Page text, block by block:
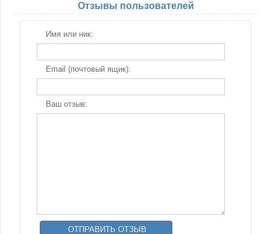
Отзывы пользователей
Имя или ник:
Email (почтовый ящик):
Ваш отзыв: